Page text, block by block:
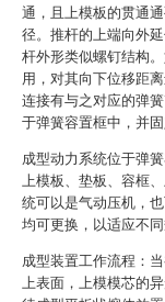
通，且上模板的贯通
径。推杆的上端向外
杆外形类似螺钉结构
用，对其向下位移距
连接有与之对应的弹
于弹簧容置框中，并固
成型动力系统位于弹
上模板、垫板、容框
统可以是气动压机，
均可更换，以适应不
成型装置工作流程：
上表面，上模模芯的